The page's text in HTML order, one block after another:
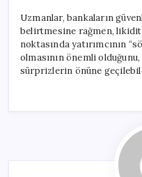
Uzmanlar, bankaların
belirtmesine rağmen,
noktasında yatırımcının
olmasının önemli
sürprizlerin önüne